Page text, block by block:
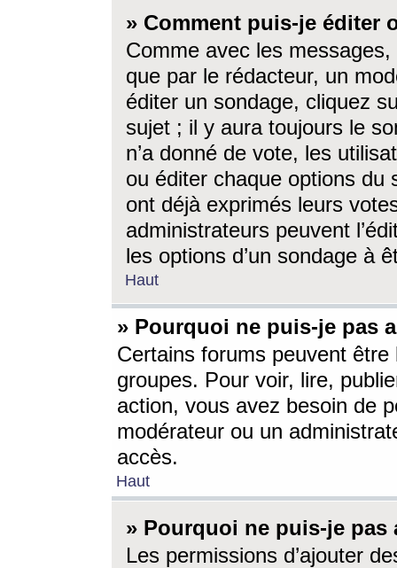
» Comment puis-je éditer
Comme avec les
que par le rédacteur, un
éditer un sondage, cliquez
sujet ; il y aura toujours le
n’a donné de vote, les
ou éditer chaque options du
ont déjà exprimés leurs
administrateurs peuvent
les options d’un sondage à
Haut
» Pourquoi ne puis-je pas
Certains forums peuvent être
groupes. Pour voir, lire,
action, vous avez besoin de
modérateur ou un
accès.
Haut
» Pourquoi ne puis-je
Les permissions d’ajouter